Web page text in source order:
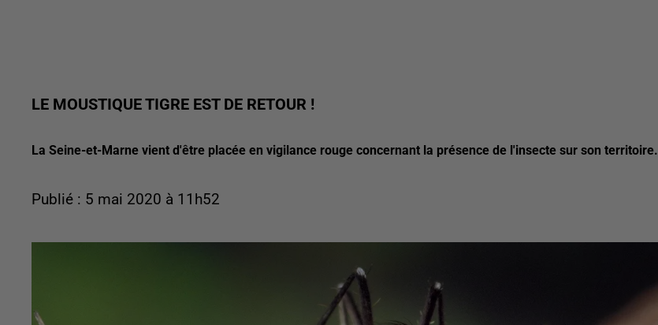
LE MOUSTIQUE TIGRE EST DE RETOUR !
La Seine-et-Marne vient d'être placée en vigilance rouge concernant la présence de l'insecte sur son territoire.
Publié : 5 mai 2020 à 11h52